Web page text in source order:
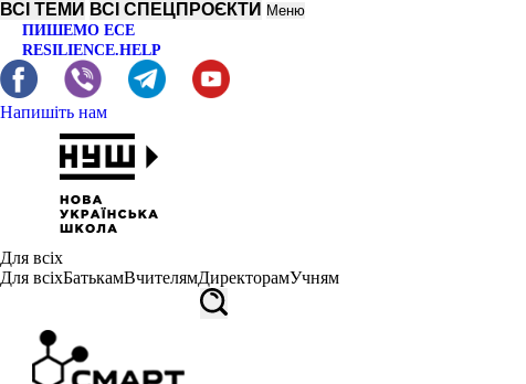
ВСІ ТЕМИ ВСІ СПЕЦПРОЄКТИ Меню
ПИШЕМО ЕСЕ
RESILIENCE.HELP
Напишіть нам
Для всіх
Для всіхБатькамВчителямДиректорамУчням